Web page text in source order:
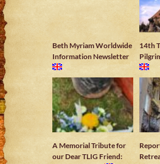
Beth Myriam Worldwide
Information Newsletter
14th
A Memorial Tribute for
our Dear TLIG Friend: